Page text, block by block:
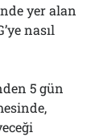
yer alan
nasıl
5 gün